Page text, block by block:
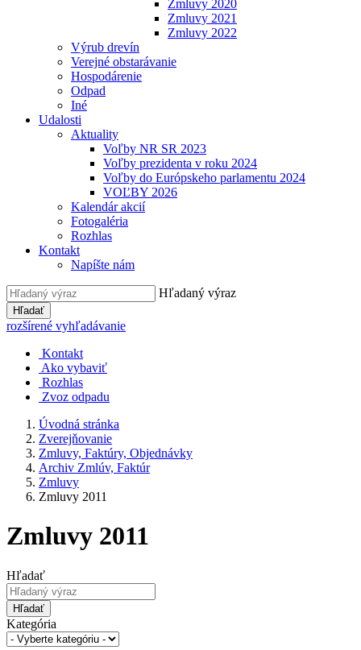
Zmluvy 2020
Zmluvy 2021
Zmluvy 2022
Výrub drevín
Verejné obstarávanie
Hospodárenie
Odpad
Iné
Udalosti
Aktuality
Voľby NR SR 2023
Voľby prezidenta v roku 2024
Voľby do Európskeho parlamentu 2024
VOĽBY 2026
Kalendár akcií
Fotogaléria
Rozhlas
Kontakt
Napíšte nám
Hľadaný výraz
Hľadať
rozšírené vyhľadávanie
Kontakt
Ako vybaviť
Rozhlas
Zvoz odpadu
Úvodná stránka
Zverejňovanie
Zmluvy, Faktúry, Objednávky
Archiv Zmlúv, Faktúr
Zmluvy
Zmluvy 2011
Zmluvy 2011
Hľadať
Hľadať
Kategória